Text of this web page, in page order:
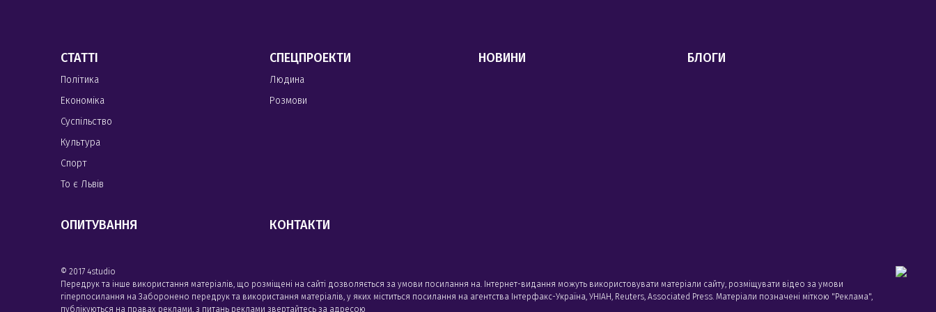
СТАТТІ
Політика
Економіка
Суспільство
Культура
Спорт
То є Львів
СПЕЦПРОЕКТИ
Людина
Розмови
НОВИНИ БЛОГИ
ОПИТУВАННЯ КОНТАКТИ
© 2017 4studio
Передрук та інше використання матеріалів, що розміщені на сайті дозволяється за умови посилання на. Інтернет-видання можуть використовувати матеріали сайту, розміщувати відео за умови
гіперпосилання на Заборонено передрук та використання матеріалів, у яких міститься посилання на агентства Iнтерфакс-Україна, УНIАН, Reuters, Associated Press. Матеріали позначені міткою "Реклама",
публікуються на правах реклами, з питань реклами звертайтесь за адресою